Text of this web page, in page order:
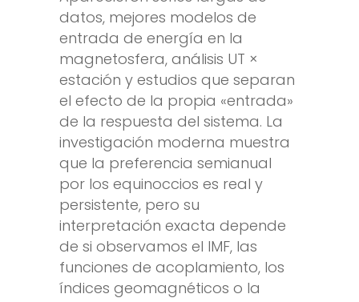
datos, mejores modelos de
entrada de energía en la
magnetosfera, análisis UT ×
estación y estudios que separan
el efecto de la propia «entrada»
de la respuesta del sistema. La
investigación moderna muestra
que la preferencia semianual
por los equinoccios es real y
persistente, pero su
interpretación exacta depende
de si observamos el IMF, las
funciones de acoplamiento, los
índices geomagnéticos o la